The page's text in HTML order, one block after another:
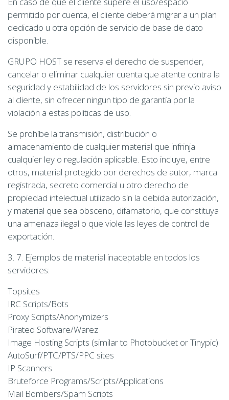
permitido por cuenta, el cliente deberá migrar a un plan
dedicado u otra opción de servicio de base de dato
disponible.
GRUPO HOST se reserva el derecho de suspender,
cancelar o eliminar cualquier cuenta que atente contra la
seguridad y estabilidad de los servidores sin previo aviso
al cliente, sin ofrecer ningun tipo de garantía por la
violación a estas políticas de uso.
Se prohíbe la transmisión, distribución o
almacenamiento de cualquier material que infrinja
cualquier ley o regulación aplicable. Esto incluye, entre
otros, material protegido por derechos de autor, marca
registrada, secreto comercial u otro derecho de
propiedad intelectual utilizado sin la debida autorización,
y material que sea obsceno, difamatorio, que constituya
una amenaza ilegal o que viole las leyes de control de
exportación.
3. 7. Ejemplos de material inaceptable en todos los
servidores:
Topsites
IRC Scripts/Bots
Proxy Scripts/Anonymizers
Pirated Software/Warez
Image Hosting Scripts (similar to Photobucket or Tinypic)
AutoSurf/PTC/PTS/PPC sites
IP Scanners
Bruteforce Programs/Scripts/Applications
Mail Bombers/Spam Scripts